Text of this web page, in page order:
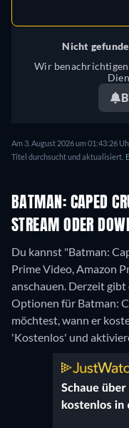
Nicht
Wir
Am 3. August 2026 um 01:43:26
Titel durchsucht und aktualisiert.
BATMAN: CAPED
STREAM ODER
Du kannst "Batman:
Prime Video, Amazon
anschauen. Derzeit gibt
Optionen für Batman:
möchtest, wann er
'Kostenlos' und